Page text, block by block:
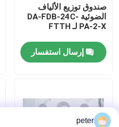
جولة في المعمل
مراقبة الجودة
أخبار
صندوق توزيع الألياف
الضوئية DA-FDB-24C-
PA-2-X لـ FTTH
إرسال استفسار
peter